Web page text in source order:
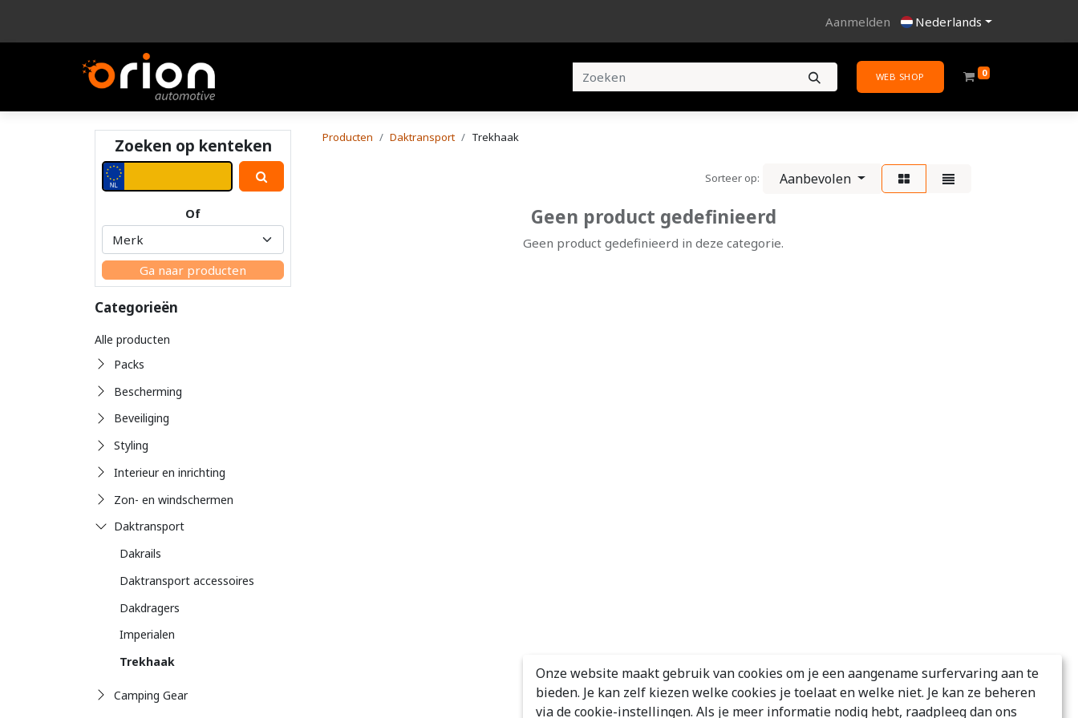
Aanmelden Nederlands
WEB SHOP 0
Zoeken op kenteken
Of
Ga naar producten
Categorieën
Alle producten
Packs
Bescherming
Beveiliging
Styling
Interieur en inrichting
Zon- en windschermen
Daktransport
Dakrails
Daktransport accessoires
Dakdragers
Imperialen
Trekhaak
Camping Gear
Producten Daktransport Trekhaak
Sorteer op: Aanbevolen
Geen product gedefinieerd
Geen product gedefinieerd in deze categorie.
Onze website maakt gebruik van cookies om je een aangename surfervaring aan te
bieden. Je kan zelf kiezen welke cookies je toelaat en welke niet. Je kan ze beheren
via de cookie-instellingen. Als je meer informatie nodig hebt, raadpleeg dan ons